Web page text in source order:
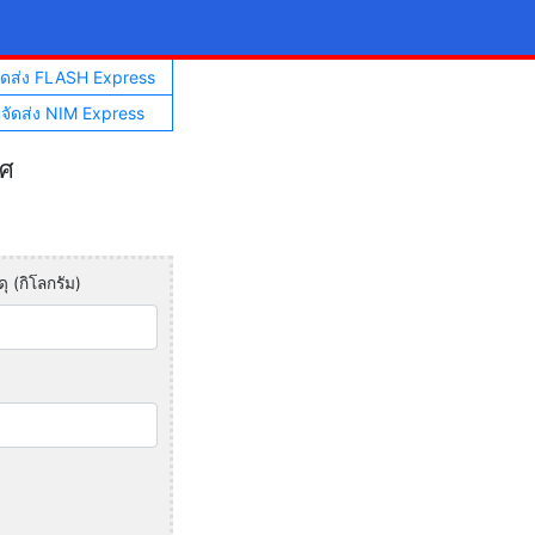
ส่ง FLASH Express
ดส่ง NIM Express
(กิโลกรัม)